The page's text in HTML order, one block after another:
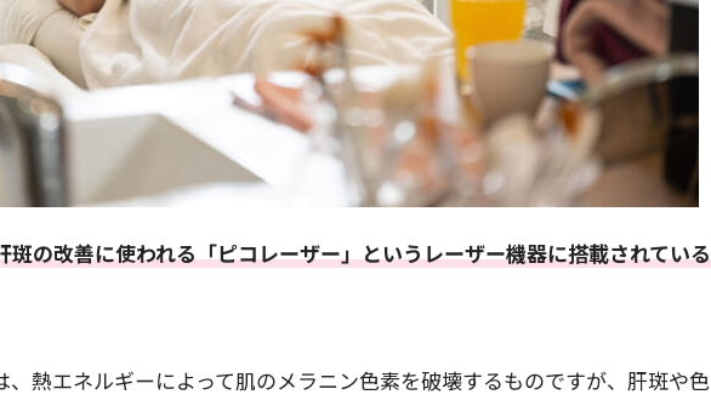
斑の改善に使われる「ピコレーザー」というレーザー機器に搭載されてい
熱エネルギーによって肌のメラニン色素を破壊するものですが、肝斑や